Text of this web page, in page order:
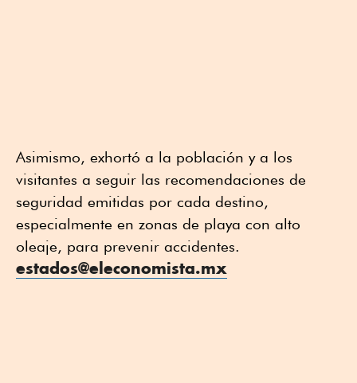
Asimismo, exhortó a la población y a los
visitantes a seguir las recomendaciones de
seguridad emitidas por cada destino,
especialmente en zonas de playa con alto
oleaje, para prevenir accidentes.
estados@eleconomista.mx